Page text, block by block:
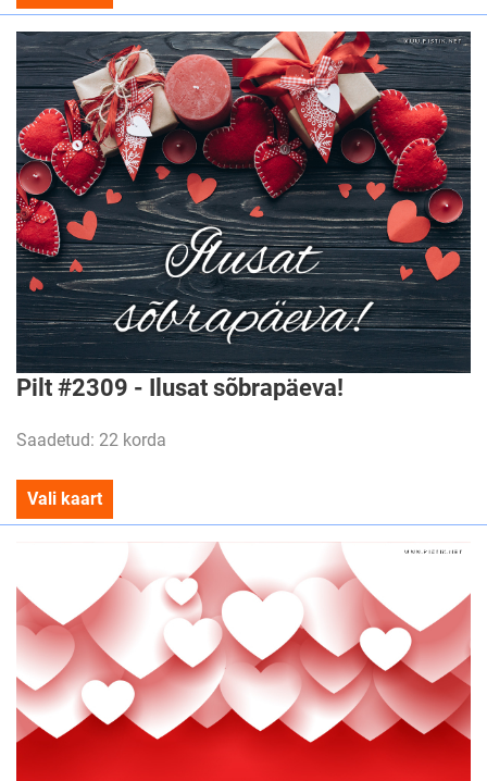
Pilt #2309 - Ilusat sõbrapäeva!
Saadetud: 22 korda
Vali kaart